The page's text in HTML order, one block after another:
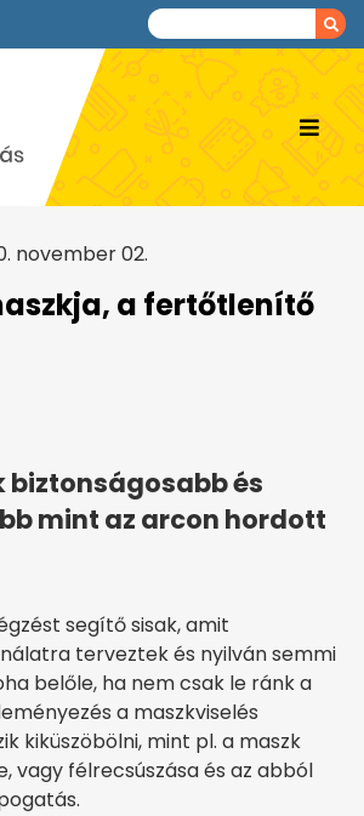
november 02.
a fertőtlenítő
biztonságosabb és
mint az arcon hordott
segítő sisak, amit
terveztek és nyilván semmi
belőle, ha nem csak le ránk a
a maszkviselés
kiküszöbölni, mint pl. a maszk
vagy félrecsúszása és az abból